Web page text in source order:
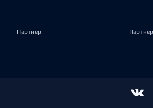
Партнёр Партнёр